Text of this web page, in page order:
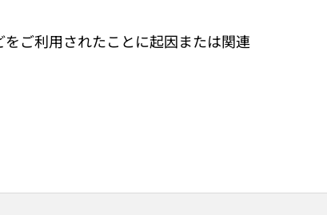
ご利用されたことに起因または関連